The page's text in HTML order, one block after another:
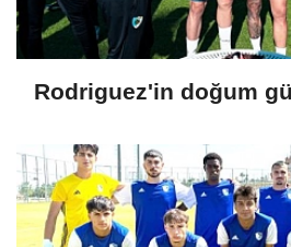
Rodriguez'in doğum